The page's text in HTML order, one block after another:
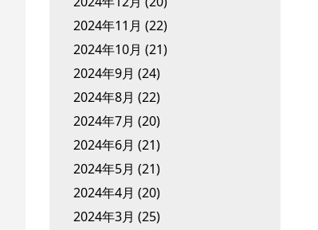
2024年11月 (22)
2024年10月 (21)
2024年9月 (24)
2024年8月 (22)
2024年7月 (20)
2024年6月 (21)
2024年5月 (21)
2024年4月 (20)
2024年3月 (25)